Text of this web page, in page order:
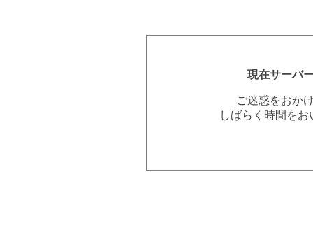
現在サーバ
ご迷惑をおか
しばらく時間を